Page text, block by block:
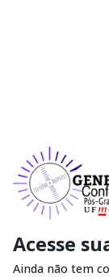
Acesse
Ainda não tem